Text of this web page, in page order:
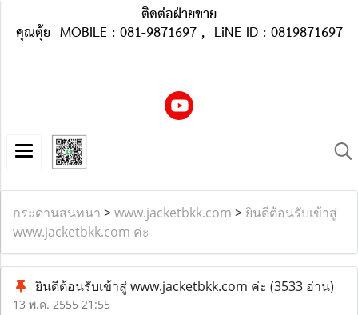
ติดต่อฝ่ายขาย
คุณตุ้ย MOBILE : 081-9871697 , LiNE ID : 0819871697
กระดานสนทนา >www.jacketbkk.com >ยินดีต้อนรับเข้าสู่
www.jacketbkk.com ค่ะ
ยินดีต้อนรับเข้าสู่ www.jacketbkk.com ค่ะ (3533 อ่าน)
13 พ.ค. 2555 21:55